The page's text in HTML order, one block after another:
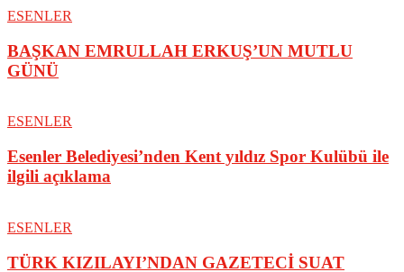
ESENLER
BAŞKAN EMRULLAH ERKUŞ’UN MUTLU
GÜNÜ
ESENLER
Esenler Belediyesi’nden Kent yıldız Spor Kulübü ile
ilgili açıklama
ESENLER
TÜRK KIZILAYI’NDAN GAZETECİ SUAT